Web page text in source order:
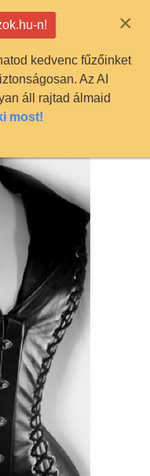
×
n!
kedvenc fűzőinket
Az AI
áll rajtad álmaid
most!